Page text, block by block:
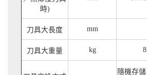
時)
刀具大長度 mm
刀具大重量 kg 8
隨機存